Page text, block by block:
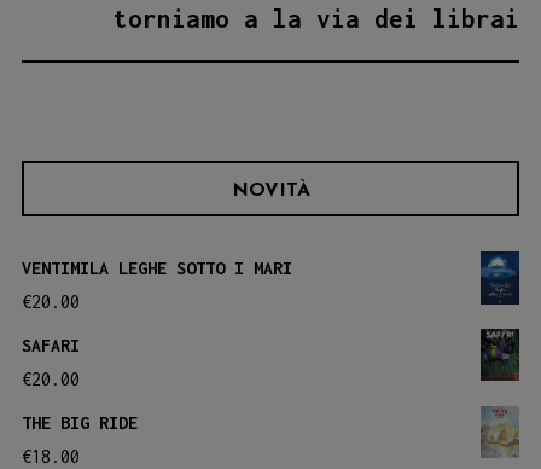
torniamo a la via dei librai
NOVITÀ
VENTIMILA LEGHE SOTTO I MARI
€20.00
SAFARI
€20.00
THE BIG RIDE
€18.00